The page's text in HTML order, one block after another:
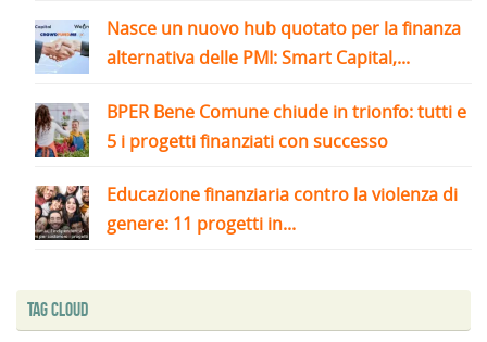
Nasce un nuovo hub quotato per la finanza
alternativa delle PMI: Smart Capital,...
BPER Bene Comune chiude in trionfo: tutti e
5 i progetti finanziati con successo
Educazione finanziaria contro la violenza di
genere: 11 progetti in...
Tag Cloud